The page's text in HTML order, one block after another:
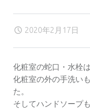
2020年2月17日
化粧室の蛇口・水栓
化粧室の外の手洗い
た。
そしてハンドソープ